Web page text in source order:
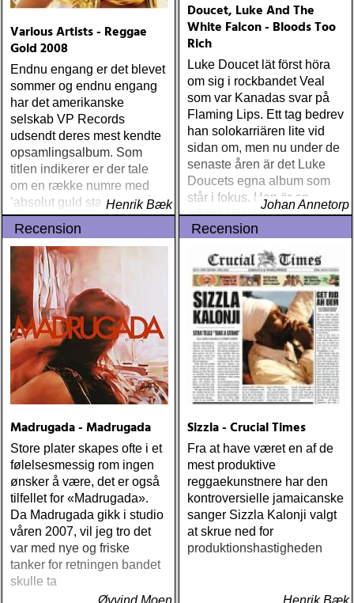
Various Artists - Reggae
Gold 2008
Endnu engang er det blevet
sommer og endnu engang
har det amerikanske
selskab VP Records
udsendt deres mest kendte
opsamlingsalbum. Som
titlen indikerer er der tale
om en række numre med
’absolut guld status’og på
albummet finder man 16
numre indenfor reggae
kategorierne dancehall og
roots
Henrik Bæk
Doucet, Luke And The
White Falcon - Bloods Too
Rich
Luke Doucet lät först höra
om sig i rockbandet Veal
som var Kanadas svar på
Flaming Lips. Ett tag bedrev
han solokarriären lite vid
sidan om, men nu under de
senaste åren är det Luke
Doucets egna album som
står i fokus. Han är en
erkänt skicklig gitarrist
hemma i Kanada och har
Johan Annetorp
Recension
Madrugada - Madrugada
Store plater skapes ofte i et
følelsesmessig rom ingen
ønsker å være, det er også
tilfellet for «Madrugada».
Da Madrugada gikk i studio
våren 2007, vil jeg tro det
var med nye og friske
tanker for retningen bandet
skulle ta
Øyvind Moen
Recension
Sizzla - Crucial Times
Fra at have været en af de
mest produktive
reggaekunstnere har den
kontroversielle jamaicanske
sanger Sizzla Kalonji valgt
at skrue ned for
produktionshastigheden
Henrik Bæk